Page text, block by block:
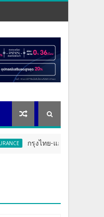
กรุงไทย-แอกซ่า ประกันชีวิต จัดง